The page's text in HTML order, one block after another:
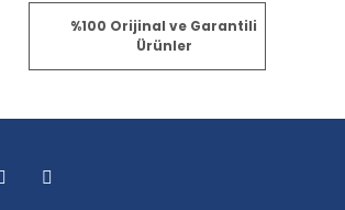
%100 Orijinal ve Garantili
Ürünler